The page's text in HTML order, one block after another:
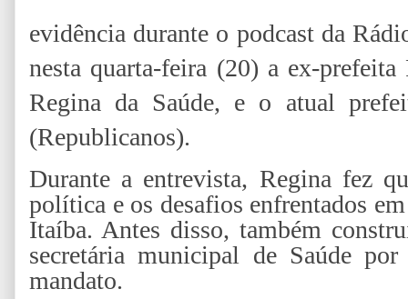
evidência durante o podcast da
nesta quarta-feira (20) a ex-
Regina da Saúde, e o atual
(Republicanos).
Durante a entrevista, Regina fez
política e os desafios enfrentados
Itaíba. Antes disso, também
secretária municipal de Saúde
mandato.